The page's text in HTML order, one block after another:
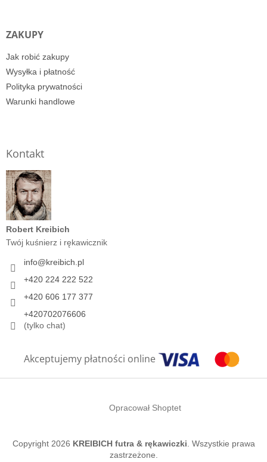
ZAKUPY
Jak robić zakupy
Wysyłka i płatność
Polityka prywatności
Warunki handlowe
Kontakt
Robert Kreibich
Twój kuśnierz i rękawicznik
info@kreibich.pl
+420 224 222 522
+420 606 177 377
+420702076606
(tylko chat)
Akceptujemy płatności online
Opracował Shoptet
Copyright 2026 KREIBICH futra & rękawiczki . Wszystkie prawa
zastrzeżone.